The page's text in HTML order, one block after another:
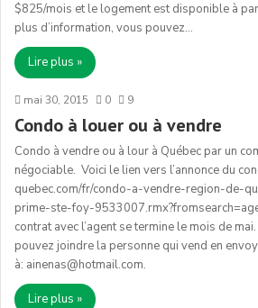
$825/mois et le logement est disponible à
plus d’information, vous pouvez…
Lire plus »
mai 30, 2015 0 9
Condo à louer ou à vendre
Condo à vendre ou à lour à Québec par un
négociable. Voici le lien vers l’annonce du
quebec.com/fr/condo-a-vendre-region-de-
prime-ste-foy-
contrat avec l’agent se termine le mois de
pouvez joindre la personne qui vend en
à: ainenas@hotmail.com.
Lire plus »